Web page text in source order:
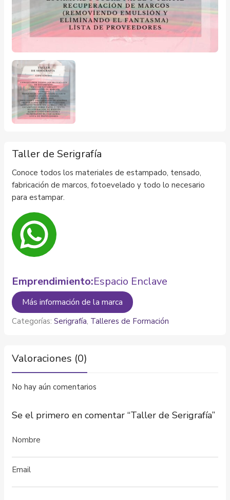
Taller de Serigrafía
Conoce todos los materiales de estampado, tensado,
fabricación de marcos, fotoevelado y todo lo necesario
para estampar.
Emprendimiento:Espacio Enclave
Más información de la marca
Categorías: Serigrafía, Talleres de Formación
Valoraciones (0)
No hay aún comentarios
Se el primero en comentar “Taller de Serigrafía”